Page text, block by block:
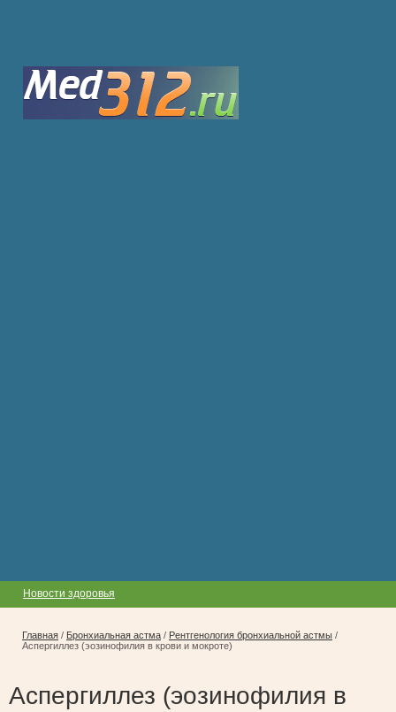
Новости здоровья
Главная / Бронхиальная астма / Рентгенология бронхиальной астмы /
Аспергиллез (эозинофилия в крови и мокроте)
Аспергиллез (эозинофилия в